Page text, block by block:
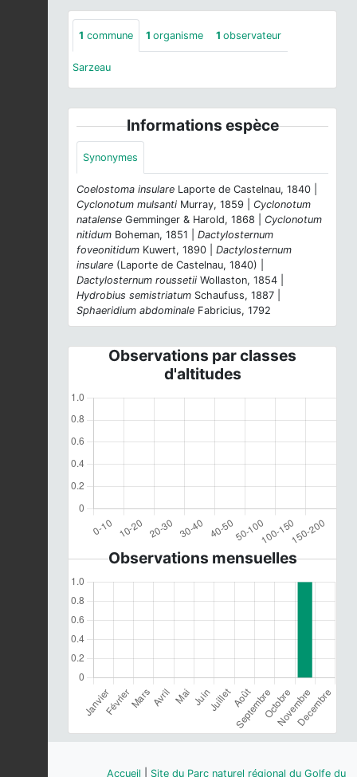
1 commune 1 organisme 1 observateur
Sarzeau
Informations espèce
Synonymes
Coelostoma insulare Laporte de Castelnau, 1840 |
Cyclonotum mulsanti Murray, 1859 | Cyclonotum
natalense Gemminger & Harold, 1868 | Cyclonotum
nitidum Boheman, 1851 | Dactylosternum
foveonitidum Kuwert, 1890 | Dactylosternum
insulare (Laporte de Castelnau, 1840) |
Dactylosternum roussetii Wollaston, 1854 |
Hydrobius semistriatum Schaufuss, 1887 |
Sphaeridium abdominale Fabricius, 1792
Observations par classes
d'altitudes
Observations mensuelles
Accueil Site du Parc naturel régional du Golfe du